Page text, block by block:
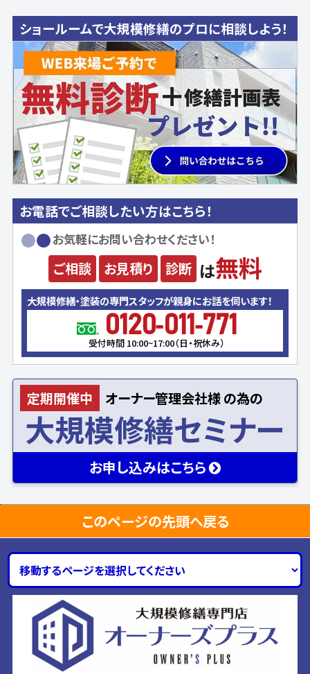
ショールームで大規模修繕のプロに相談しよう！
お電話でご相談したい方はこちら！
お気軽にお問い合わせください！
ご相談 お見積り 診断 は無料
大規模修繕・塗装の専門スタッフが親身にお話を伺います！
0120-011-771
受付時間 10:00~17:00（日・祝休み）
定期開催中 オーナー管理会社様の為の
大規模修繕セミナー
お申し込みはこちら
このページの先頭へ戻る